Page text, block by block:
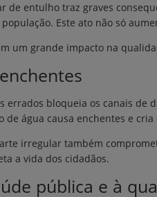
de entulho traz graves
Este ato não só
um grande impacto na
errados bloqueia os canais de
de água causa enchentes e
irregular também
a vida dos cidadãos.
pública e à